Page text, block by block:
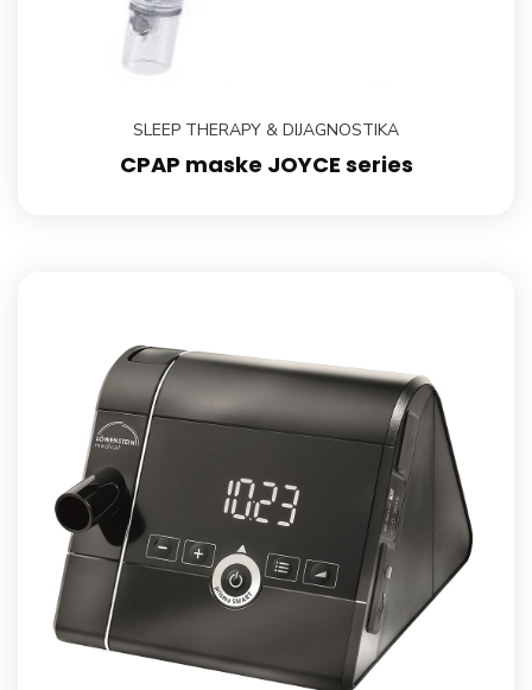
SLEEP THERAPY & DIJAGNOSTIKA
CPAP maske JOYCE series